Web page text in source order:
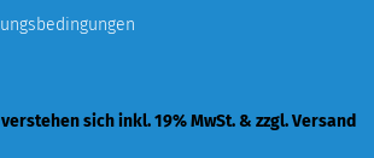
sich inkl. 19% MwSt. & zzgl. Versand